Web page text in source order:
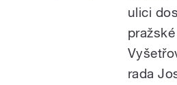
ulici
rada